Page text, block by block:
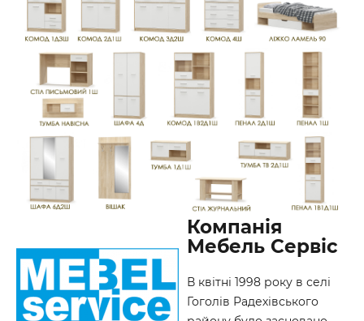
Компанія
Мебель Сервіс
В квітні 1998 року в селі
Гоголів Радехівського